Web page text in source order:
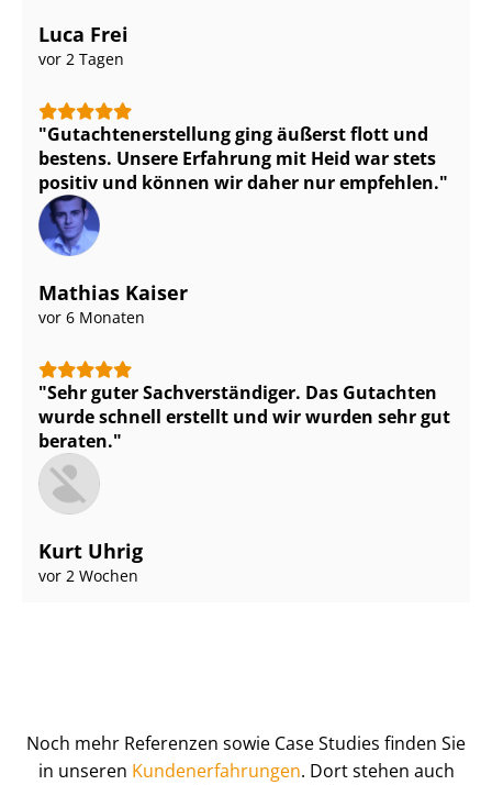
Luca Frei
vor 2 Tagen
Gut­ach­ten­er­stel­lung ging äußerst flott und
bestens. Unsere Erfahrung mit Heid war stets
positiv und können wir daher nur empfehlen.
Mathias Kaiser
vor 6 Monaten
Sehr guter Sach­ver­stän­di­ger. Das Gutachten
wurde schnell erstellt und wir wurden sehr gut
beraten.
Kurt Uhrig
vor 2 Wochen
Noch mehr Referenzen sowie Case Studies finden Sie
in unseren Kun­de­n­er­fah­run­gen. Dort stehen auch